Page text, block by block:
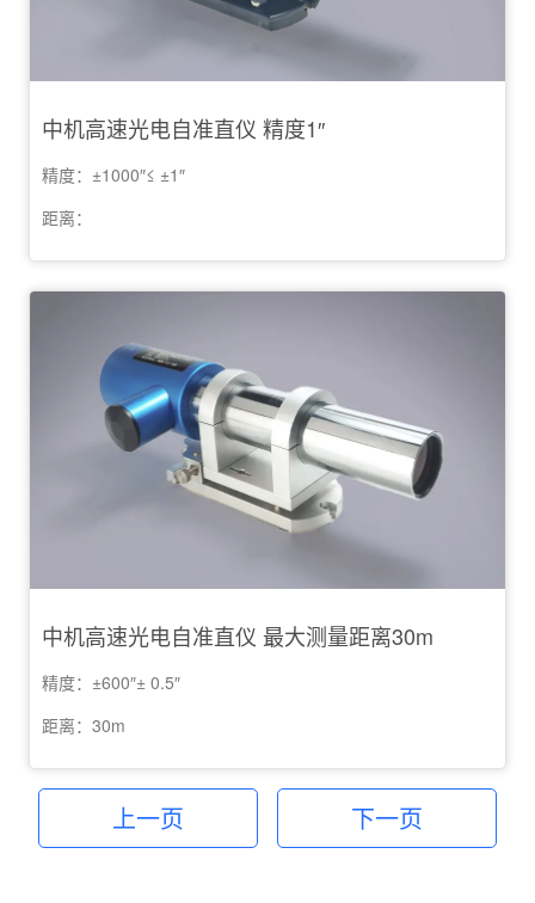
中机高速光电自准直仪 精度1″
精度：±1000″≤ ±1″
距离：
中机高速光电自准直仪 最大测量距离30m
精度：±600″± 0.5″
距离：30m
上一页 下一页